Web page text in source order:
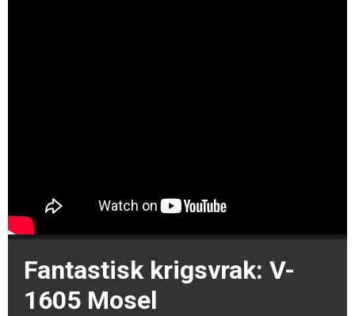
Fantastisk krigsvrak: V-
1605 Mosel